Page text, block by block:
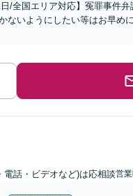
/全国エリア対応】冤罪事件
ないようにしたい等はお早め
電話・ビデオなど)は応相談営